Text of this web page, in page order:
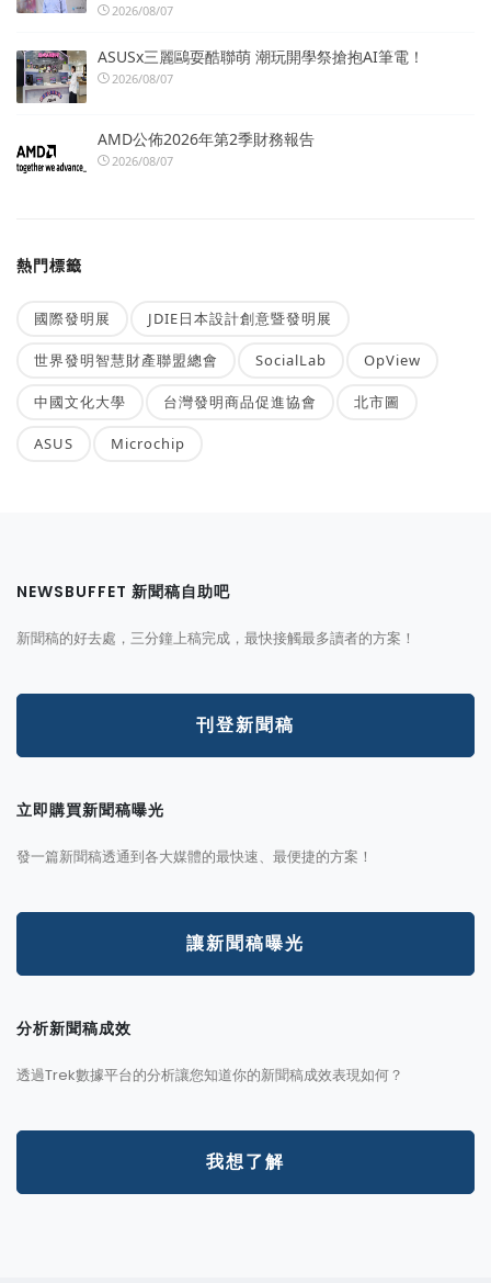
2026/08/07
ASUSx三麗鷗耍酷聯萌 潮玩開學祭搶抱AI筆電！
2026/08/07
AMD公佈2026年第2季財務報告
2026/08/07
熱門標籤
國際發明展 JDIE日本設計創意暨發明展
世界發明智慧財產聯盟總會 SocialLab OpView
中國文化大學 台灣發明商品促進協會 北市圖
ASUS Microchip
NEWSBUFFET 新聞稿自助吧
新聞稿的好去處，三分鐘上稿完成，最快接觸最多讀者的方案！
刊登新聞稿
立即購買新聞稿曝光
發一篇新聞稿透通到各大媒體的最快速、最便捷的方案！
讓新聞稿曝光
分析新聞稿成效
透過Trek數據平台的分析讓您知道你的新聞稿成效表現如何？
我想了解